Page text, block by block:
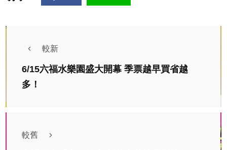
較新
6/15六福水樂園盛大開幕 季票越早買省越
多！
較舊